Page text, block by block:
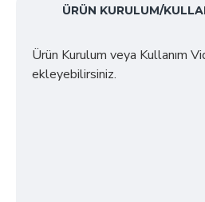
ÜRÜN KURULUM/
Ürün Kurulum veya Kullanım
ekleyebilirsiniz.